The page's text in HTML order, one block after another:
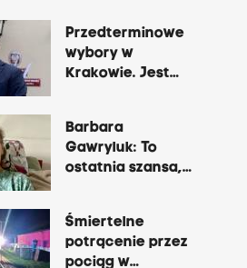
Przedterminowe
wybory w
Krakowie. Jest
Barbara
Gawryluk: To
ostatnia szansa,
chorobie
Śmiertelne
potrącenie przez
pociąg w